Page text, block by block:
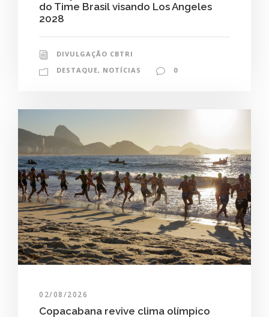
do Time Brasil visando Los Angeles
2028
DIVULGAÇÃO CBTRI
DESTAQUE, NOTÍCIAS 0
02/08/2026
Copacabana revive clima olímpico